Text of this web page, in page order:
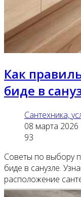
Как
биде в
Сантехника,
08 марта 2026
93
Советы по выбору
биде в санузле.
расположение